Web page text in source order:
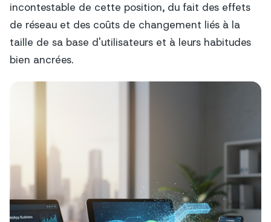
incontestable de cette position, du fait des effets
de réseau et des coûts de changement liés à la
taille de sa base d'utilisateurs et à leurs habitudes
bien ancrées.